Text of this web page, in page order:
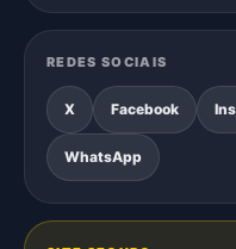
REDES SOCIAIS
X Facebook
WhatsApp